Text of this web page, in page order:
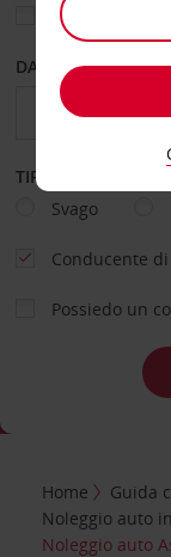
Scegli una
DAL GIORNO
TIPOLOGIA DI
Svago
Conducente
Possiedo un
Home Guida
Noleggio auto
Noleggio auto